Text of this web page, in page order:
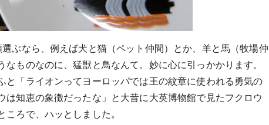
ぶなら、例えば犬と猫（ペット仲間）とか、羊と馬（牧場仲
ものなのに、猛獣と鳥なんて。妙に心に引っかかります。
と「ライオンってヨーロッパでは王の紋章に使われる勇気の
知恵の象徴だったな」と大昔に大英博物館で見たフクロウ
ろで、ハッとしました。